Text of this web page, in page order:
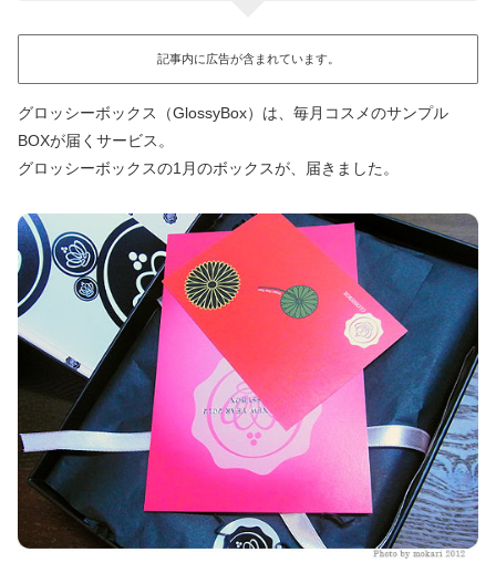
記事内に広告が含まれています。
グロッシーボックス（GlossyBox）は、毎月コスメのサンプル
BOXが届くサービス。
グロッシーボックスの1月のボックスが、届きました。